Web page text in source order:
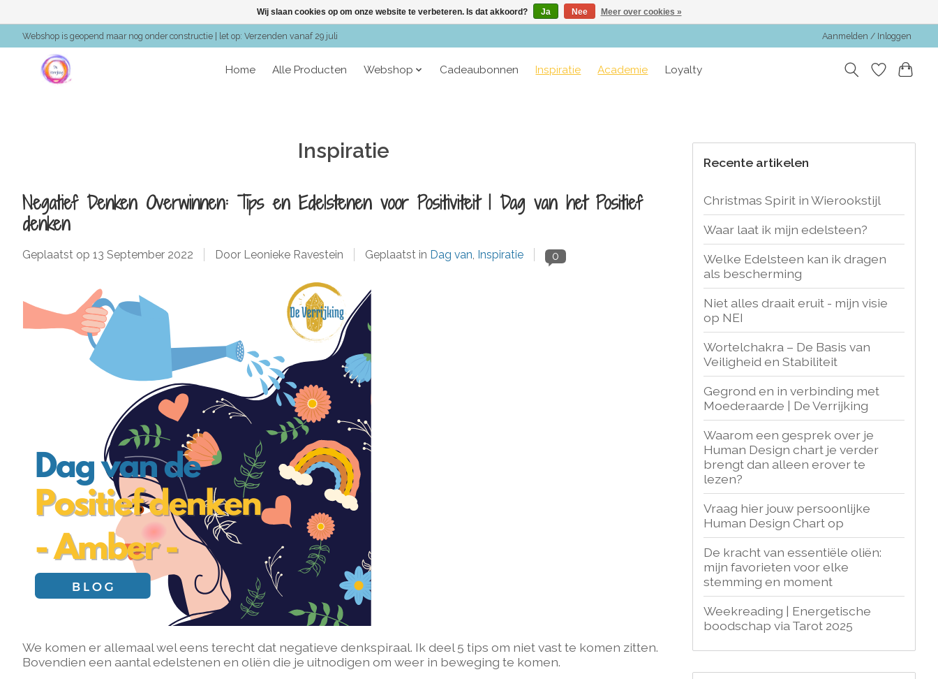
Webshop is geopend maar nog onder constructie | let op: Verzenden vanaf 29 juli Aanmelden / Inloggen
Home Alle Producten Webshop Cadeaubonnen Inspiratie Academie Loyalty
Inspiratie
Negatief Denken Overwinnen: Tips en Edelstenen voor Positiviteit | Dag van het Positief
denken
Geplaatst op 13 September 2022 Door Leonieke Ravestein Geplaatst in Dag van, Inspiratie 0
We komen er allemaal wel eens terecht dat negatieve denkspiraal. Ik deel 5 tips om niet vast te komen zitten.
Bovendien een aantal edelstenen en oliën die je uitnodigen om weer in beweging te komen.
Recente artikelen
Christmas Spirit in Wierookstijl
Waar laat ik mijn edelsteen?
Welke Edelsteen kan ik dragen
als bescherming
Niet alles draait eruit - mijn visie
op NEI
Wortelchakra – De Basis van
Veiligheid en Stabiliteit
Gegrond en in verbinding met
Moederaarde | De Verrijking
Waarom een gesprek over je
Human Design chart je verder
brengt dan alleen erover te
lezen?
Vraag hier jouw persoonlijke
Human Design Chart op
De kracht van essentiële oliën:
mijn favorieten voor elke
stemming en moment
Weekreading | Energetische
boodschap via Tarot 2025
Wij slaan cookies op om onze website te verbeteren. Is dat akkoord? Ja Nee Meer over cookies »